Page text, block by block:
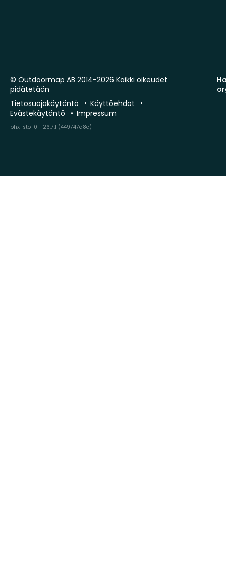
© Outdoormap AB 2014-2026 Kaikki oikeudet
pidätetään
Tietosuojakäytäntö
Käyttöehdot
Evästekäytäntö
Impressum
phx-sto-01 · 26.7.1 (449747a8c)